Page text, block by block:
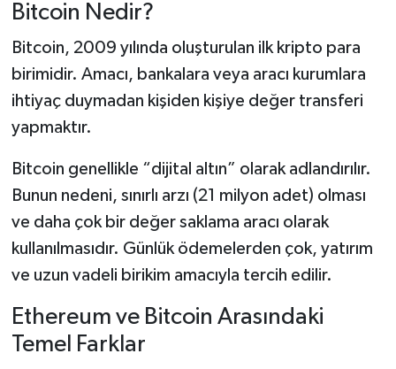
Bitcoin Nedir?
Bitcoin, 2009 yılında oluşturulan ilk kripto para
birimidir. Amacı, bankalara veya aracı kurumlara
ihtiyaç duymadan kişiden kişiye değer transferi
yapmaktır.
Bitcoin genellikle “dijital altın” olarak adlandırılır.
Bunun nedeni, sınırlı arzı (21 milyon adet) olması
ve daha çok bir değer saklama aracı olarak
kullanılmasıdır. Günlük ödemelerden çok, yatırım
ve uzun vadeli birikim amacıyla tercih edilir.
Ethereum ve Bitcoin Arasındaki
Temel Farklar